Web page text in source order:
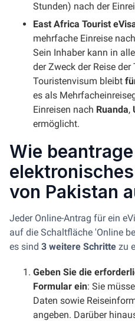
Stunden) nach der
East Africa Tourist
mehrfache Einreise nach
Sein Inhaber kann in
der Zweck der Reise
Touristenvisum bleibt
es als
Einreisen nach Ruanda,
ermöglicht.
Wie
von Pakistan
Jeder Online-Antrag für ein
auf die Schaltfläche 'Online
es sind 3 weitere Schritte zu
Geben Sie die
Formular ein: Sie
Daten sowie
angeben. Darüber